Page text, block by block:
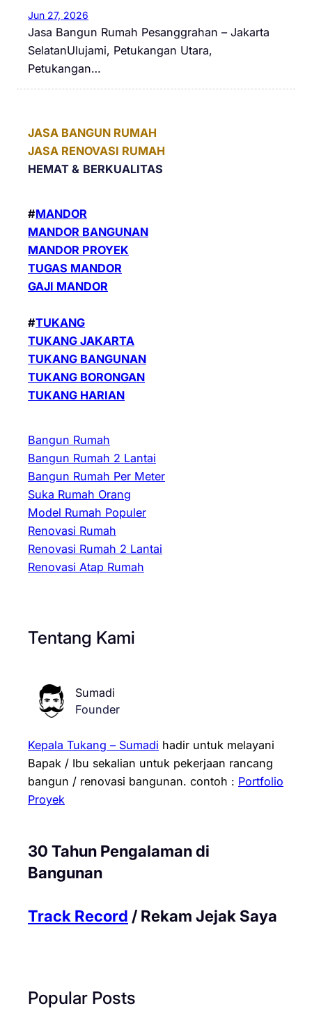
Jun 27, 2026
Jasa Bangun Rumah Pesanggrahan – Jakarta
SelatanUlujami, Petukangan Utara,
Petukangan…
JASA BANGUN RUMAH
JASA RENOVASI RUMAH
HEMAT & BERKUALITAS
#MANDOR
MANDOR BANGUNAN
MANDOR PROYEK
TUGAS MANDOR
GAJI MANDOR
#TUKANG
TUKANG JAKARTA
TUKANG BANGUNAN
TUKANG BORONGAN
TUKANG HARIAN
Bangun Rumah
Bangun Rumah 2 Lantai
Bangun Rumah Per Meter
Suka Rumah Orang
Model Rumah Populer
Renovasi Rumah
Renovasi Rumah 2 Lantai
Renovasi Atap Rumah
Tentang Kami
Sumadi
Founder
Kepala Tukang – Sumadi hadir untuk melayani
Bapak / Ibu sekalian untuk pekerjaan rancang
bangun / renovasi bangunan. contoh : Portfolio
Proyek
30 Tahun Pengalaman di
Bangunan
Track Record / Rekam Jejak Saya
Popular Posts